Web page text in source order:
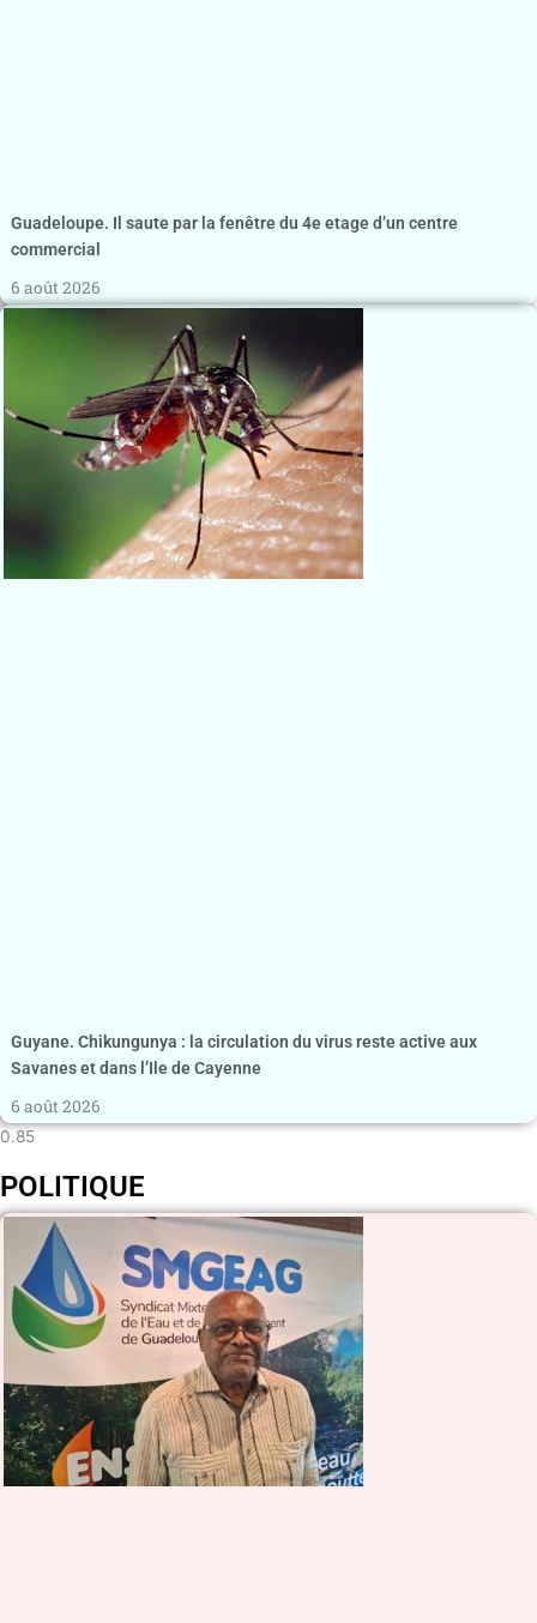
Guadeloupe. Il saute par la fenêtre du 4e etage d’un centre
commercial
6 août 2026
Guyane. Chikungunya : la circulation du virus reste active aux
Savanes et dans l’Ile de Cayenne
6 août 2026
POLITIQUE